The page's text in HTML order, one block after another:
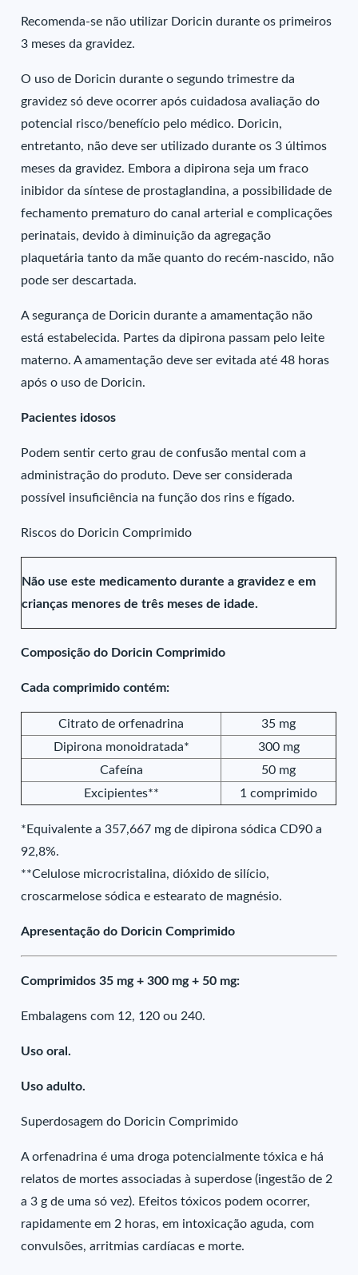
Recomenda-se não utilizar Doricin durante os primeiros
3 meses da gravidez.
O uso de Doricin durante o segundo trimestre da
gravidez só deve ocorrer após cuidadosa avaliação do
potencial risco/benefício pelo médico. Doricin,
entretanto, não deve ser utilizado durante os 3 últimos
meses da gravidez. Embora a dipirona seja um fraco
inibidor da síntese de prostaglandina, a possibilidade de
fechamento prematuro do canal arterial e complicações
perinatais, devido à diminuição da agregação
plaquetária tanto da mãe quanto do recém-nascido, não
pode ser descartada.
A segurança de Doricin durante a amamentação não
está estabelecida. Partes da dipirona passam pelo leite
materno. A amamentação deve ser evitada até 48 horas
após o uso de Doricin.
Pacientes idosos
Podem sentir certo grau de confusão mental com a
administração do produto. Deve ser considerada
possível insuficiência na função dos rins e fígado.
Riscos do Doricin Comprimido
Não use este medicamento durante a gravidez e em
crianças menores de três meses de idade.
Composição do Doricin Comprimido
Cada comprimido contém:
Citrato de orfenadrina
35 mg
Dipirona monoidratada*
300 mg
Cafeína
50 mg
Excipientes**
1 comprimido
*Equivalente a 357,667 mg de dipirona sódica CD90 a
92,8%.
**Celulose microcristalina, dióxido de silício,
croscarmelose sódica e estearato de magnésio.
Apresentação do Doricin Comprimido
Comprimidos 35 mg + 300 mg + 50 mg:
Embalagens com 12, 120 ou 240.
Uso oral.
Uso adulto.
Superdosagem do Doricin Comprimido
A orfenadrina é uma droga potencialmente tóxica e há
relatos de mortes associadas à superdose (ingestão de 2
a 3 g de uma só vez). Efeitos tóxicos podem ocorrer,
rapidamente em 2 horas, em intoxicação aguda, com
convulsões, arritmias cardíacas e morte.